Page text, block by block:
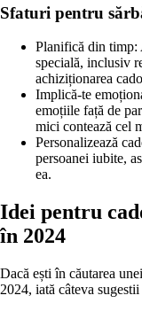
Sfaturi pentru
Planifică din timp:
specială, inclusiv
achiziționarea
Implică-te
emoțiile față de
mici contează cel
Personalizează
persoanei iubite,
ea.
Idei pentru
în 2024
Dacă ești în căutarea
2024, iată câteva